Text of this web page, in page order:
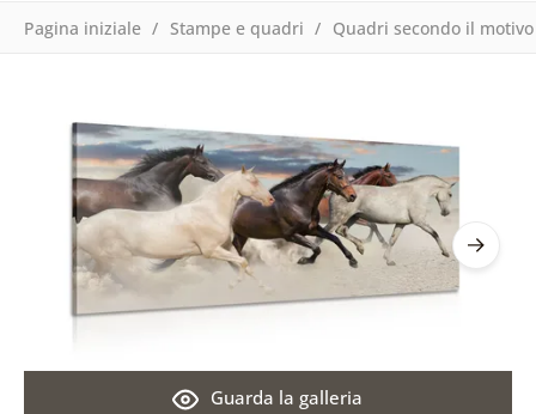
Pagina iniziale Stampe e quadri Quadri secondo il motivo
Guarda la galleria